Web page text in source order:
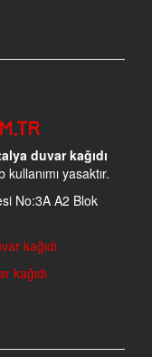
duvar kağıdı
yasaktır.
No:3A A2 Blok
kağıdı
kağıdı